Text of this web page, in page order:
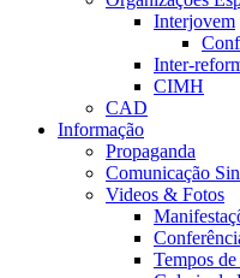
Interjovem
Inter-
CIMH
CAD
Informação
Propaganda
Comunicação
Videos & Fotos
Tempos